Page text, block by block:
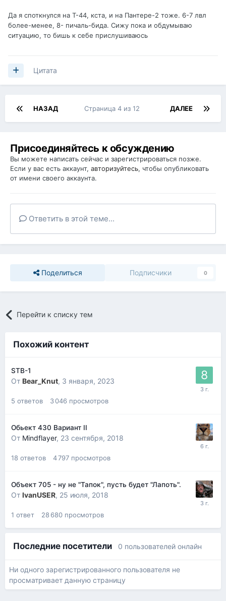
Да я споткнулся на Т-44, кста, и на Пантере-2 тоже. 6-7 лвл
более-менее, 8- пичаль-бида. Сижу пока и обдумываю
ситуацию, то бишь к себе прислушиваюсь
Цитата
НАЗАД ДАЛЕЕ
Страница 4 из 12
Присоединяйтесь к обсуждению
Вы можете написать сейчас и зарегистрироваться позже.
Если у вас есть аккаунт, авторизуйтесь, чтобы опубликовать
от имени своего аккаунта.
Ответить в этой теме...
Поделиться Подписчики 0
Перейти к списку тем
Похожий контент
STB-1
От Bear_Knut, 3 января, 2023
5 ответов 3 046 просмотров
Обьект 430 Вариант II
От Mindflayer, 23 сентября, 2018
18 ответов 4 797 просмотров
Объект 705 - ну не "Тапок", пусть будет "Лапоть".
От IvanUSER, 25 июля, 2018
1 ответ 28 680 просмотров
Последние посетители 0 пользователей онлайн
Ни одного зарегистрированного пользователя не
просматривает данную страницу